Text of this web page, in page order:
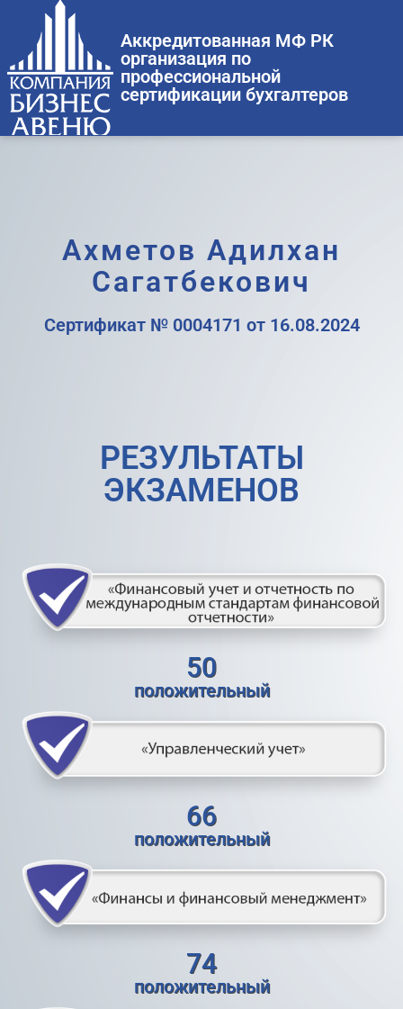
Аккредитованная МФ РК
организация по
профессиональной
сертификации бухгалтеров
Ахметов Адилхан
Сагатбекович
Сертификат № 0004171 от 16.08.2024
РЕЗУЛЬТАТЫ
ЭКЗАМЕНОВ
50
положительный
66
положительный
74
положительный